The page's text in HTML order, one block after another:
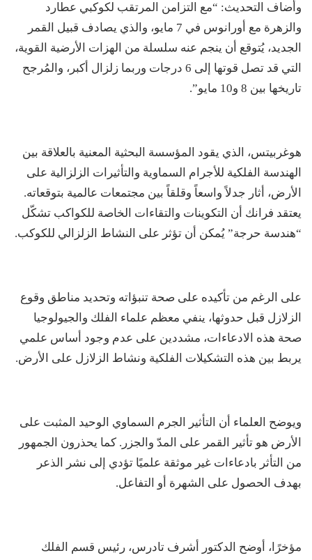
وأضاف التحديث: “مع التزامن المرتقب لكوكبي عطارد
والزهرة مع أورانوس في 7 مايو، والذي يصادف قبيل القمر
الجديد، يُتوقع أن ينجم عنه سلسلة من الهزات الأرضية القوية،
التي قد تصل قوتها إلى 6 درجات وربما زلزال أكبر، والمُرجح
تاريخها بين 8 و10 مايو”.
هوغربيتس، الذي يقود المؤسسة البحثية المعنية بالعلاقة بين
الهندسة الفلكية للأجرام السماوية والتأثيرات الزلزالية على
الأرض، أثار جدلاً واسعاً وقلقاً بين مجتمعات عالمية بتوقعاته.
يعتقد فرانك أن التكوينات والتقاءات الخاصة للكواكب تشكّل
“هندسة حرجة” يُمكن أن تؤثر على النشاط الزلزالي للكوكب.
على الرغم من تأكيده على صحة تنبؤاته وتحديد مناطق وقوع
الزلازل قبل حدوثها، ينفي معظم علماء الفلك والجيولوجيا
صحة هذه الادعاءات، مشددين على عدم وجود أساس علمي
يربط بين هذه التشكيلات الفلكية ونشاط الزلازل على الأرض.
ويوضح العلماء أن التأثير الجرم السماوي الوحيد المثبت على
الأرض هو تأثير القمر على المدّ والجزر. كما يحذرون الجمهور
من التأثر بادعاءات غير موثقة علميًا تؤدي إلى نشر الذعر
بهدف الحصول على الشهرة أو التفاعل.
مؤخرًا، أوضح الدكتور أشرف تادرس، رئيس قسم الفلك